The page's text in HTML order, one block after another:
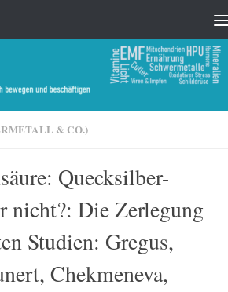
& CO.)
Quecksilber-
nicht?: Die Zerlegung
Studien: Gregus,
Chekmeneva,